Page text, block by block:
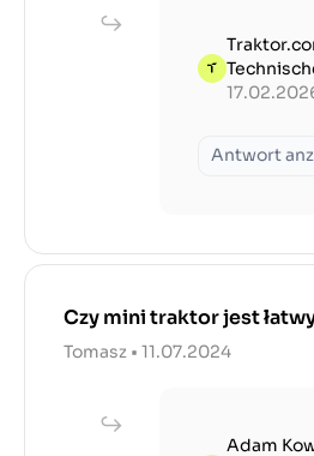
Antwort
Czy mini traktor jest
Tomasz • 11.07.2024
Adam